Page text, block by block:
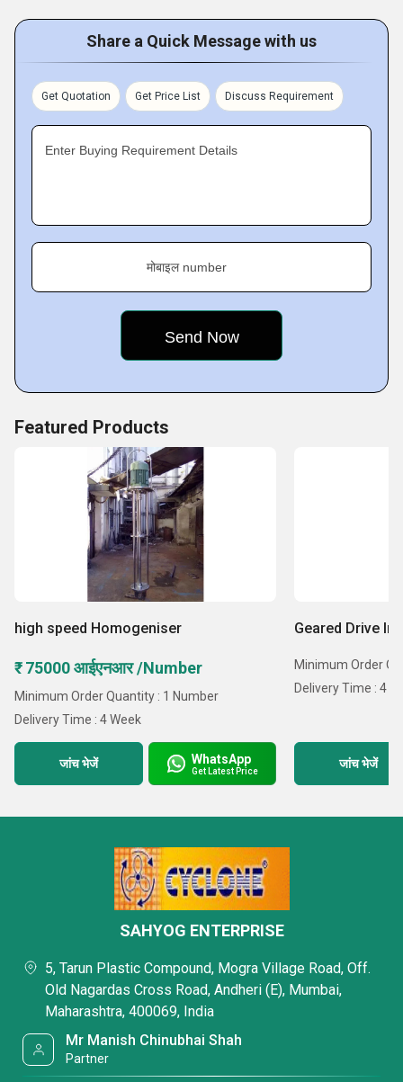
Colour Mixing Machine, Mixing Machine, etc. The
company combines experience and state-of-the-art
technology with a dedication to excellence and customer
satisfaction to guarantee exceptional performance and
dependability in every product. Sahyog Enterprise is a
globally recognized company that is trusted for its
setting industry standards.
Key Facts of Sahyog Enterprise-
Share a Quick Message with us
Get Quotation Get Price List Discuss Requirement
Enter Buying Requirement Details
मोबाइल number
Featured Products
high speed Homogeniser
₹ 75000 आईएनआर /Number
Minimum Order Quantity : 1 Number
Delivery Time : 4 Week
जांच भेजें WhatsApp
Get Latest Price
Geared Drive
Minimum Order
Delivery Time : 4
जांच भेजें
SAHYOG ENTERPRISE
5, Tarun Plastic Compound, Mogra Village Road, Off.
Old Nagardas Cross Road, Andheri (E), Mumbai,
Maharashtra, 400069, India
Mr Manish Chinubhai Shah
Partner